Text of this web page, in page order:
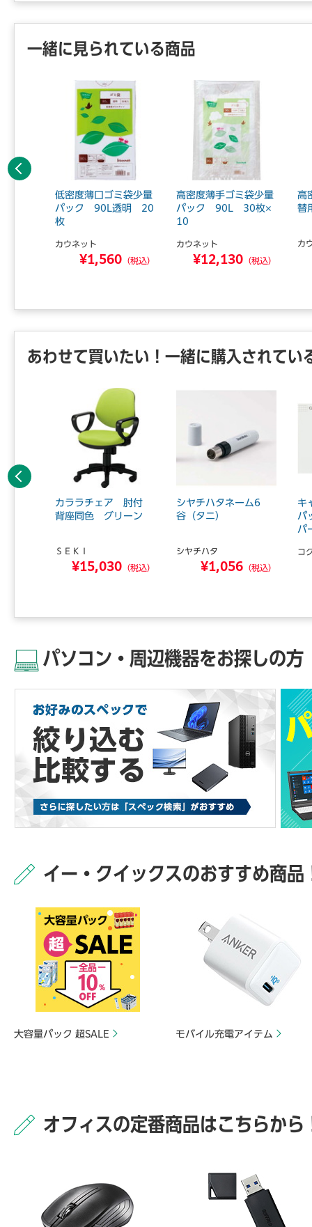
一緒に見られている商品
低密度薄口ゴミ袋少量
パック 90L透明 20
枚
カウネット
¥1,560 （税込）
高密度薄手ゴミ袋少量
パック 90L 30枚×
10
カウネット
¥12,130 （税込）
高
替
カ
前へ
あわせて買いたい！一緒に購入されてい
カララチェア 肘付
背座同色 グリーン
ＳＥＫＩ
¥15,030 （税込）
シヤチハタネーム6
谷（タニ）
シヤチハタ
¥1,056 （税込）
キ
パ
パ
コ
前へ
パソコン・周辺機器をお探しの方
イー・クイックスのおすすめ商品
大容量パック 超SALE モバイル充電アイテム
オフィスの定番商品はこちらから